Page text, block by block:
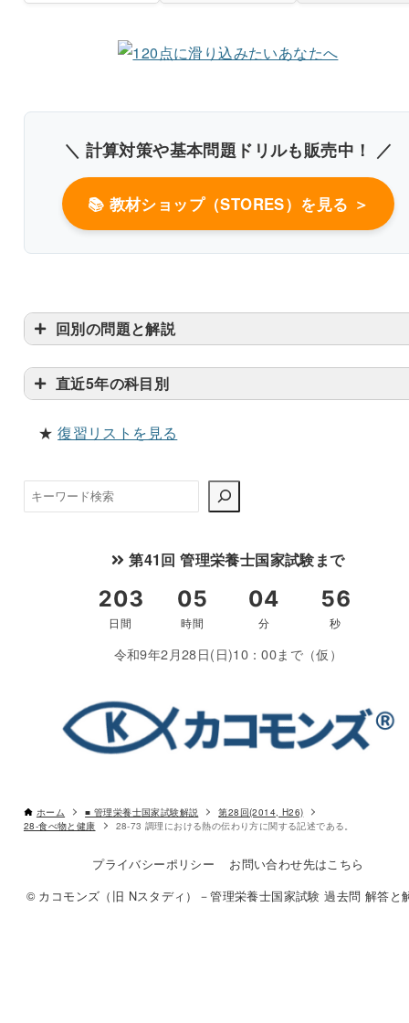
＼ 計算対策や基本問題ドリルも販売中！ ／
📚 教材ショップ（STORES）を見る ＞
回別の問題と解説
直近5年の科目別
★復習リストを見る
検
索
第41回 管理栄養士国家試験まで
令和9年2月28日(日)10：00まで（仮）
ホーム ■ 管理栄養士国家試験解説
第28回(2014, H26)
28-食べ物と健康
28-73 調理における熱の伝わり方に関する記述である。
プライバシーポリシー
お問い合わせ先はこちら
© カコモンズ（旧 Nスタディ）－管理栄養士国家試験 過去問 解答と